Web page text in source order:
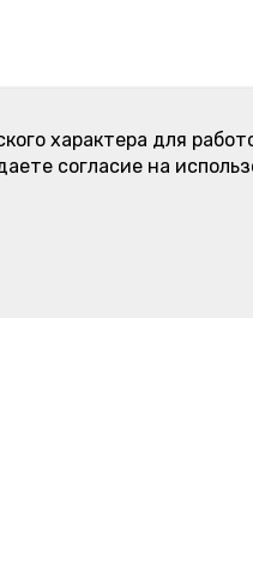
характера для
согласие на